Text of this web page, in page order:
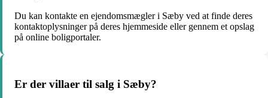
Du kan kontakte en ejendomsmægler i Sæby ved at finde deres
kontaktoplysninger på deres hjemmeside eller gennem et opslag
på online boligportaler.
Er der villaer til salg i Sæby?